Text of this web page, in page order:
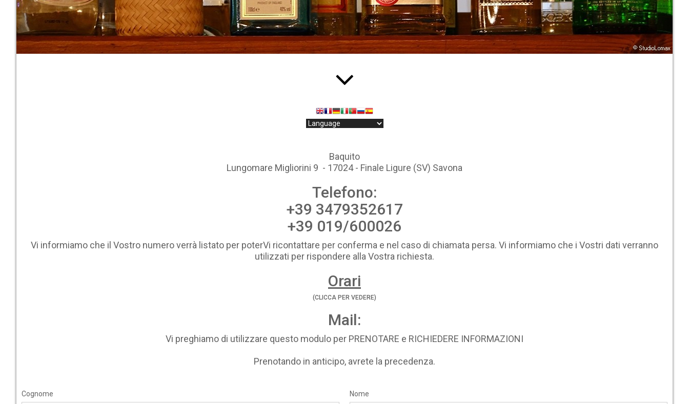
Baquito
Lungomare Migliorini 9 - 17024 - Finale Ligure (SV) Savona
Telefono:
+39 3479352617
+39 019/600026
Vi informiamo che il Vostro numero verrà listato per poterVi ricontattare per conferma e nel caso di chiamata persa. Vi informiamo che i Vostri dati verranno
utilizzati per rispondere alla Vostra richiesta.
Orari
(CLICCA PER VEDERE)
Mail:
Vi preghiamo di utilizzare questo modulo per PRENOTARE e RICHIEDERE INFORMAZIONI
Prenotando in anticipo, avrete la precedenza.
Cognome Nome